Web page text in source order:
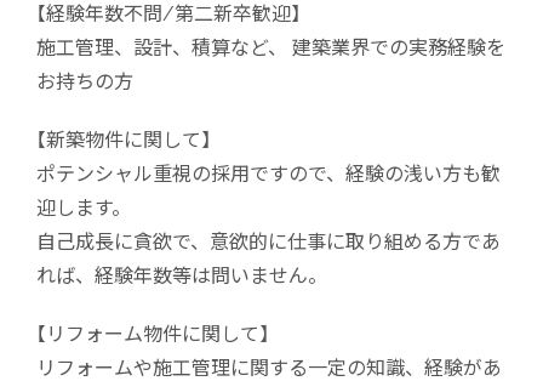
【経験年数不問/第二新卒歓迎】
施工管理、設計、積算など、 建築業界での実務経験を
お持ちの方
【新築物件に関して】
ポテンシャル重視の採用ですので、経験の浅い方も歓
迎します。
自己成長に貪欲で、意欲的に仕事に取り組める方であ
れば、経験年数等は問いません。
【リフォーム物件に関して】
リフォームや施工管理に関する一定の知識、経験があ